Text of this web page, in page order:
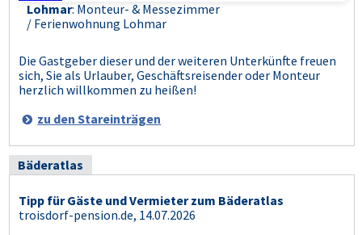
Lohmar: Monteur- & Messezimmer
/ Ferienwohnung Lohmar
Die Gastgeber dieser und der weiteren Unterkünfte freuen
sich, Sie als Urlauber, Geschäftsreisender oder Monteur
herzlich willkommen zu heißen!
zu den Stareinträgen
Bäderatlas
Tipp für Gäste und Vermieter zum Bäderatlas
troisdorf-pension.de, 14.07.2026